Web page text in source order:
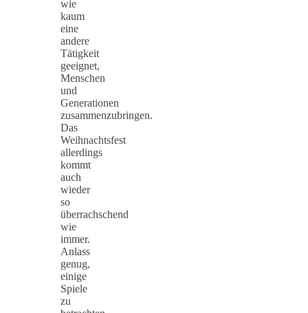
wie
kaum
eine
andere
Tätigkeit
geeignet,
Menschen
und
Generationen
zusammenzubringen.
Das
Weihnachtsfest
allerdings
kommt
auch
wieder
so
überrachschend
wie
immer.
Anlass
genug,
einige
Spiele
zu